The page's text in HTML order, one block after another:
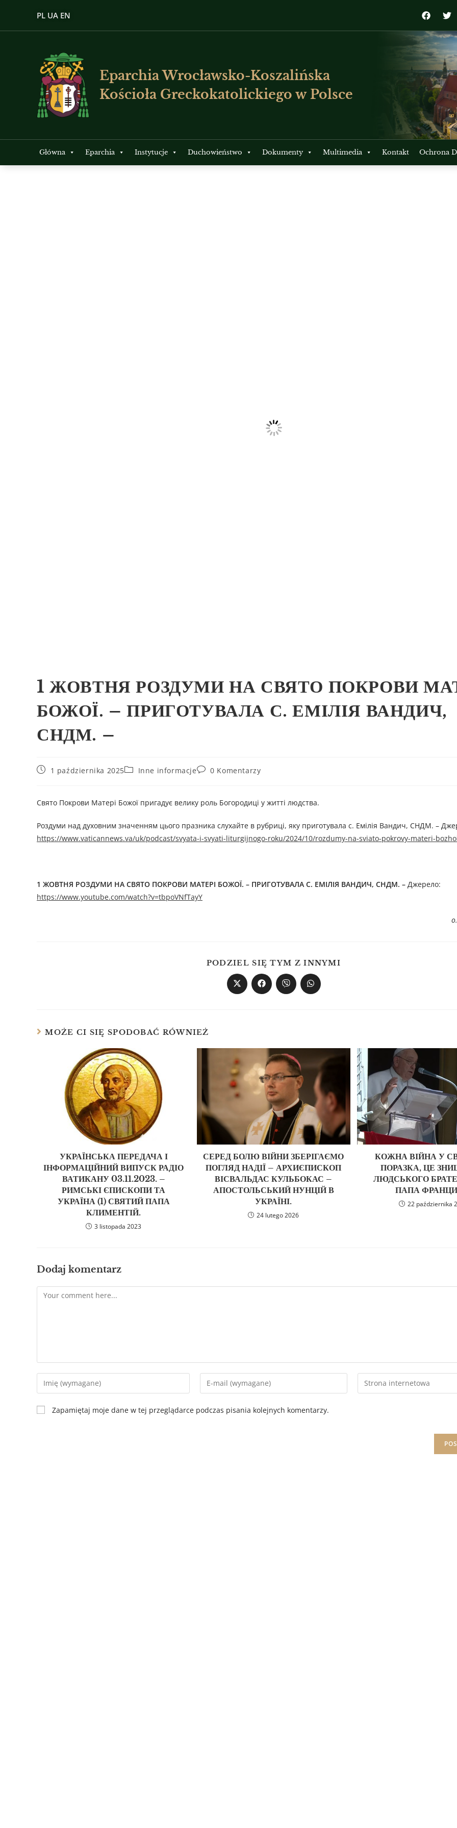
PL UA EN
Eparchia Wrocławsko-Koszalińska
Kościoła Greckokatolickiego w Polsce
Główna Eparchia Instytucje Duchowieństwo Dokumenty Multimedia Kontakt Ochrona
1 ЖОВТНЯ РОЗДУМИ НА СВЯТО ПОКРОВИ
БОЖОЇ. – ПРИГОТУВАЛА С. ЕМІЛІЯ ВАНДИЧ,
СНДМ. –
1 października 2025 Inne informacje 0 Komentarzy
Свято Покрови Матері Божої пригадує велику роль Богородиці у житті людства.
Роздуми над духовним значенням цього празника слухайте в рубриці, яку приготувала с. Емілія Вандич, СНДМ. –
https://www.vaticannews.va/uk/podcast/svyata-i-svyati-liturgijnogo-roku/2024/10/rozdumy-na-sviato-pokrovy-materi-
1 ЖОВТНЯ РОЗДУМИ НА СВЯТО ПОКРОВИ МАТЕРІ БОЖОЇ. – ПРИГОТУВАЛА С. ЕМІЛІЯ ВАНДИЧ, СНДМ. – Джерелo:
https://www.youtube.com/watch?v=tbpoVNfTayY
PODZIEL SIĘ TYM Z INNYMI
MOŻE CI SIĘ SPODOBAĆ RÓWNIEŻ
УКРАЇНСЬКА ПЕРЕДАЧА І
ІНФОРМАЦІЙНИЙ ВИПУСК РАДІО
ВАТИКАНУ 03.11.2023. –
РИМСЬКІ ЄПИСКОПИ ТА
УКРАЇНА (1) СВЯТИЙ ПАПА
КЛИМЕНТІЙ.
3 listopada 2023
СЕРЕД БОЛЮ ВІЙНИ ЗБЕРІГАЄМО
ПОГЛЯД НАДІЇ – АРХИЄПИСКОП
ВІСВАЛЬДАС КУЛЬБОКАС –
АПОСТОЛЬСЬКИЙ НУНЦІЙ В
УКРАЇНІ.
24 lutego 2026
КОЖНА ВІЙНА У
ПОРАЗКА, ЦЕ
ЛЮДСЬКОГО
ПАПА
22 października
Dodaj komentarz
Zapamiętaj moje dane w tej przeglądarce podczas pisania kolejnych komentarzy.